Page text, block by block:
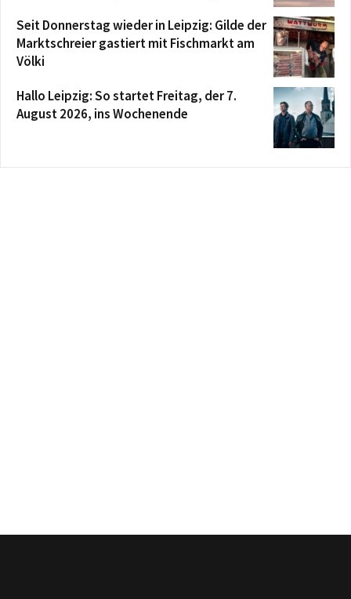
Seit Donnerstag wieder in Leipzig: Gilde der
Marktschreier gastiert mit Fischmarkt am
Völki
Hallo Leipzig: So startet Freitag, der 7.
August 2026, ins Wochenende